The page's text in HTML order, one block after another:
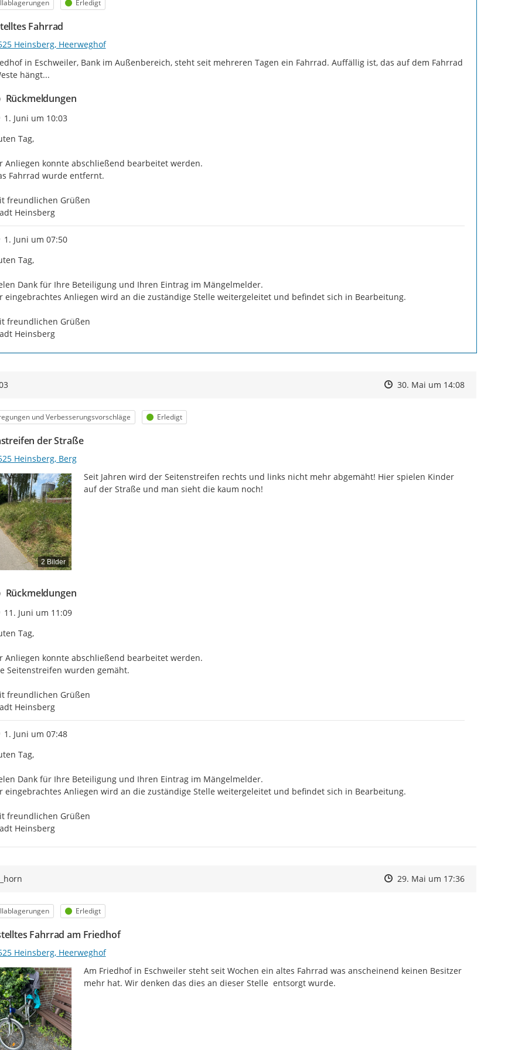
Status
Erledigt
Fahrrad
Heinsberg, Heerweghof
in Eschweiler, Bank im Außenbereich, steht seit mehreren Tagen ein Fahrrad. Auffällig ist, das auf dem Fahrrad
hängt...
Rückmeldungen
Zeitpunkt des Erstellens
1. Juni um 10:03
Tag,
Anliegen konnte abschließend bearbeitet werden.
Fahrrad wurde entfernt.
freundlichen Grüßen
Heinsberg
Zeitpunkt des Erstellens
1. Juni um 07:50
Tag,
Dank für Ihre Beteiligung und Ihren Eintrag im Mängelmelder.
eingebrachtes Anliegen wird an die zuständige Stelle weitergeleitet und befindet sich in Bearbeitung.
freundlichen Grüßen
Heinsberg
Zeitpunkt des Erstellens
Zeitpunkt des Erstellens
30. Mai um 14:08Zur Äußerung
und Verbesserungsvorschläge Status
Erledigt
der Straße
Heinsberg, Berg
2 Bilder
Seit Jahren wird der Seitenstreifen rechts und links nicht mehr abgemäht! Hier spielen Kinder
auf der Straße und man sieht die kaum noch!
Rückmeldungen
Zeitpunkt des Erstellens
11. Juni um 11:09
Tag,
Anliegen konnte abschließend bearbeitet werden.
Seitenstreifen wurden gemäht.
freundlichen Grüßen
Heinsberg
Zeitpunkt des Erstellens
1. Juni um 07:48
Tag,
Dank für Ihre Beteiligung und Ihren Eintrag im Mängelmelder.
eingebrachtes Anliegen wird an die zuständige Stelle weitergeleitet und befindet sich in Bearbeitung.
freundlichen Grüßen
Heinsberg
Zeitpunkt des Erstellens
Zeitpunkt des Erstellens
29. Mai um 17:36Zur Äußerung
Status
Erledigt
Fahrrad am Friedhof
Heinsberg, Heerweghof
Am Friedhof in Eschweiler steht seit Wochen ein altes Fahrrad was anscheinend keinen Besitzer
mehr hat. Wir denken das dies an dieser Stelle  entsorgt wurde.